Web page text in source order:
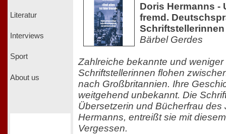
Literatur
Interviews
Sport
About us
Doris Hermanns -
fremd.
Bärbel Gerdes
Zahlreiche bekannte und
Schriftstellerinnen flohen
nach Großbritannien. Ihre
weitgehend unbekannt. Die
Übersetzerin und Bücherfrau des
Hermanns, entreißt sie mit
Vergessen.